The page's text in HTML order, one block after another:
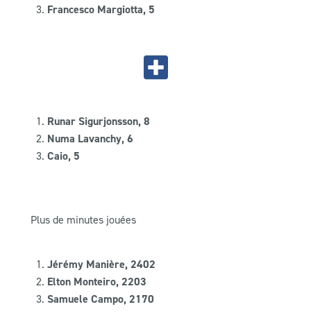
Francesco Margiotta, 5
Runar Sigurjonsson, 8
Numa Lavanchy, 6
Caio, 5
Plus de minutes jouées
Jérémy Manière, 2402
Elton Monteiro, 2203
Samuele Campo, 2170